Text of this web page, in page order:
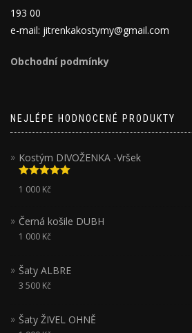
193 00
e-mail: jitrenkakostymy@gmail.com
Obchodní podmínky
NEJLÉPE HODNOCENÉ PRODUKTY
Kostým DIVOŽENKA -Vršek
Hodnocení
5.00z 5
1 000 Kč
Černá košile DUBH
1 000 Kč
Šaty ALBRE
3 500 Kč
Šaty ŽIVEL OHNĚ